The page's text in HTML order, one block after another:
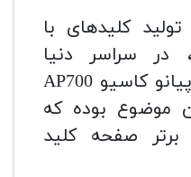
کلیدهای با
در سراسر دنیا
شناخته شده است و پیانو کاسیو AP700
موضوع بوده که
برتر صفحه کلید